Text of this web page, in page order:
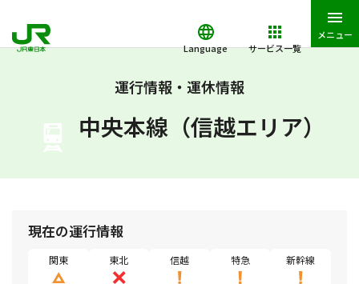
Language サービス一覧
メニュー
運行情報・運休情報
中央本線（信越エリア）
現在の運行情報
関東 東北 信越 特急 新幹線